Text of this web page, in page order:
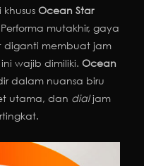
Ocean Star
mutakhir, gaya
membuat jam
wajib dimiliki. Ocean
dalam nuansa biru
utama, dan dialjam